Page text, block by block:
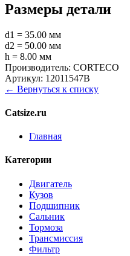
Размеры детали
d1 = 35.00 мм
d2 = 50.00 мм
h = 8.00 мм
Производитель: CORTECO
Артикул: 12011547B
← Вернуться к списку
Catsize.ru
Главная
Категории
Двигатель
Кузов
Подшипник
Сальник
Тормоза
Трансмиссия
Фильтр